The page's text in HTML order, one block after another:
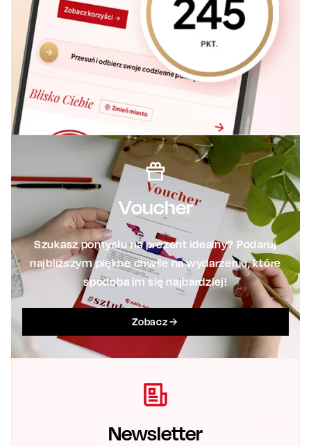
Voucher
Szukasz pomysłu na prezent idealny? Podaruj
najbliższym piękne chwile na wydarzeniu, które
spodoba im się najbardziej!
Zobacz
Newsletter